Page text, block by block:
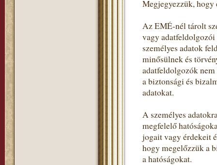
Megjegyezzük, hogy
Az EMÉ-nél tárolt
vagy
személyes adatok
minősülnek és
adatfeldolgozók
a biztonsági és
adatokat.
A személyes
megfelelő
jogait vagy érdekeit
hogy megelőzzük a
a hatóságokat.